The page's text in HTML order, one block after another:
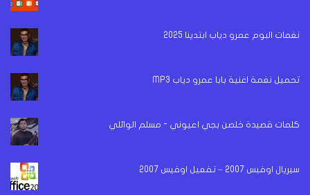
نغمات البوم عمرو دياب ابتدينا 2025
تحميل نغمة اغنية بابا عمرو دياب MP3
كلمات قصيدة خلصن بجي اعيوني - مسلم الوائلي
سيريال اوفيس 2007 – تفعيل اوفيس 2007